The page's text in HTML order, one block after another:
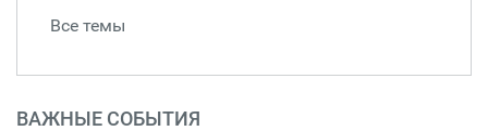
Все темы
ВАЖНЫЕ СОБЫТИЯ